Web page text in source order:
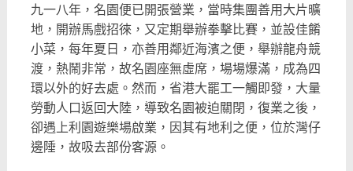
九一八年， 名園便已開張營業，當時集團善用大片曠
地，開辦馬戲招徠， 又定期舉辦拳擊比賽，並設佳餚
小菜，每年夏日， 亦善用鄰近海濱之便，舉辦龍舟競
渡，熱鬧非常，故名園座無虛席， 場場爆滿，成為四
環以外的好去處。然而，省港大罷工一觸即發， 大量
勞動人口返回大陸，導致名園被迫關閉，復業之後，
卻遇上利園遊樂場啟業，因其有地利之便，位於灣仔
邊陲， 故吸去部份客源。